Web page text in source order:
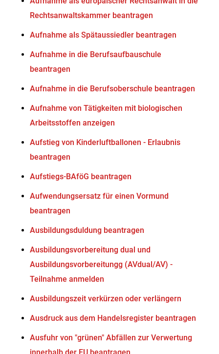
Rechtsanwaltskammer beantragen
Aufnahme als Spätaussiedler beantragen
Aufnahme in die Berufsaufbauschule
beantragen
Aufnahme in die Berufsoberschule beantragen
Aufnahme von Tätigkeiten mit biologischen
Arbeitsstoffen anzeigen
Aufstieg von Kinderluftballonen - Erlaubnis
beantragen
Aufstiegs-BAföG beantragen
Aufwendungsersatz für einen Vormund
beantragen
Ausbildungsduldung beantragen
Ausbildungsvorbereitung dual und
Ausbildungsvorbereitungg (AVdual/AV) -
Teilnahme anmelden
Ausbildungszeit verkürzen oder verlängern
Ausdruck aus dem Handelsregister beantragen
Ausfuhr von "grünen" Abfällen zur Verwertung